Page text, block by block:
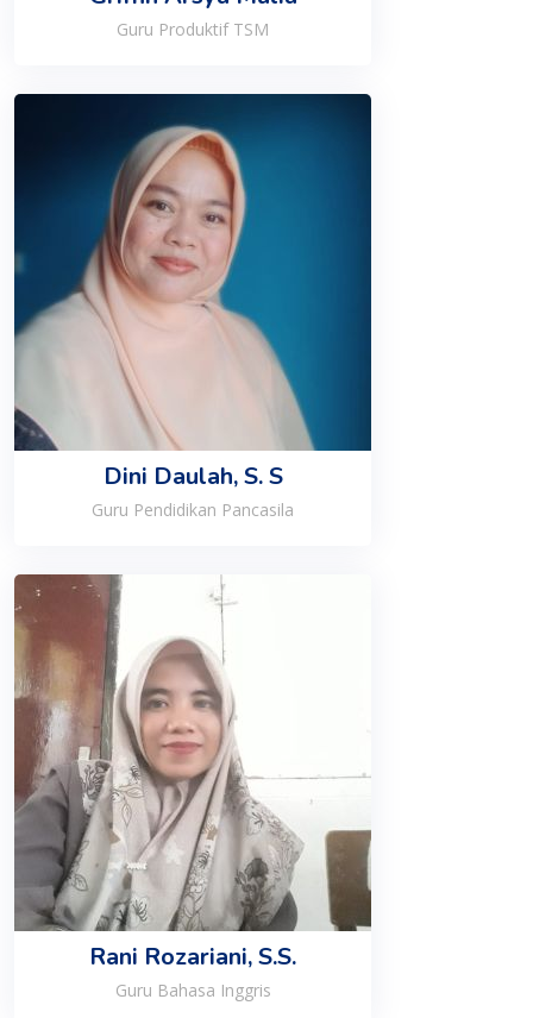
Guru Produktif TSM
Dini Daulah, S. S
Guru Pendidikan Pancasila
Rani Rozariani, S.S.
Guru Bahasa Inggris